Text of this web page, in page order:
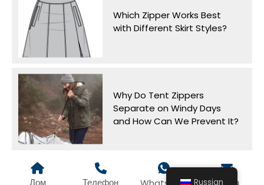
Which Zipper Works Best
with Different Skirt Styles?
Why Do Tent Zippers
Separate on Windy Days
and How Can We Prevent It?
Дом Телефон Почта
Russian